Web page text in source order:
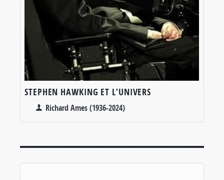
STEPHEN HAWKING ET L’UNIVERS
Richard Ames (1936-2024)